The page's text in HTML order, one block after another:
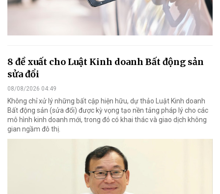
8 đề xuất cho Luật Kinh doanh Bất động sản
sửa đổi
08/08/2026 04:49
Không chỉ xử lý những bất cập hiện hữu, dự thảo Luật Kinh doanh
Bất động sản (sửa đổi) được kỳ vọng tạo nền tảng pháp lý cho các
mô hình kinh doanh mới, trong đó có khai thác và giao dịch không
gian ngầm đô thị.